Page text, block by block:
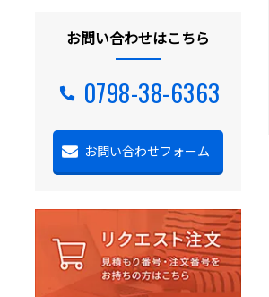
お問い合わせはこちら
0798-38-6363
お問い合わせフォーム